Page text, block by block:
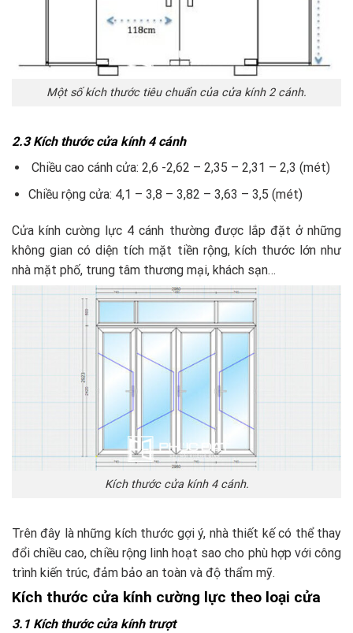
Một số kích thước tiêu chuẩn của cửa kính 2 cánh.
2.3 Kích thước cửa kính 4 cánh
Chiều cao cánh cửa: 2,6 -2,62 – 2,35 – 2,31 – 2,3 (mét)
Chiều rộng cửa: 4,1 – 3,8 – 3,82 – 3,63 – 3,5 (mét)
Cửa kính cường lực 4 cánh thường được lắp đặt ở những
không gian có diện tích mặt tiền rộng, kích thước lớn như
nhà mặt phố, trung tâm thương mại, khách sạn…
Kích thước cửa kính 4 cánh.
Trên đây là những kích thước gợi ý, nhà thiết kế có thể thay
đổi chiều cao, chiều rộng linh hoạt sao cho phù hợp với công
trình kiến trúc, đảm bảo an toàn và độ thẩm mỹ.
Kích thước cửa kính cường lực theo loại cửa
3.1 Kích thước cửa kính trượt